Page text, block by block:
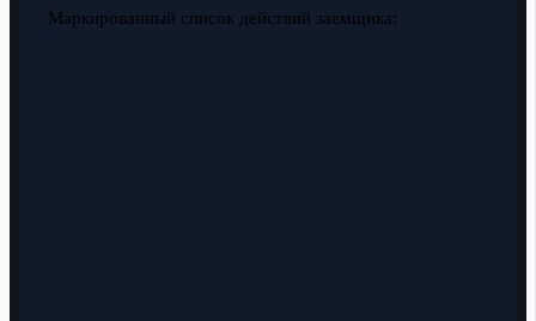
Маркированный список действий заемщика: